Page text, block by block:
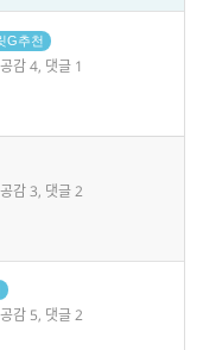
G추천
감 4, 댓글 1
감 3, 댓글 2
감 5, 댓글 2